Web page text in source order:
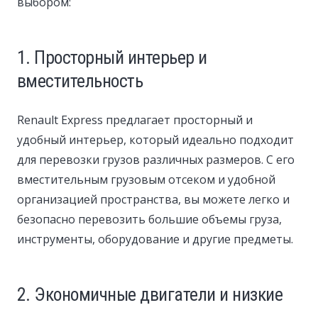
1. Просторный интерьер и
вместительность
Renault Express предлагает просторный и
удобный интерьер, который идеально подходит
для перевозки грузов различных размеров. С его
вместительным грузовым отсеком и удобной
организацией пространства, вы можете легко и
безопасно перевозить большие объемы груза,
инструменты, оборудование и другие предметы.
2. Экономичные двигатели и низкие